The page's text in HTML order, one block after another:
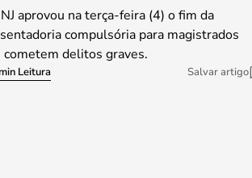
aprovou na terça-feira (4) o fim da
compulsória para magistrados
cometem delitos graves.
Leitura Salvar artigo